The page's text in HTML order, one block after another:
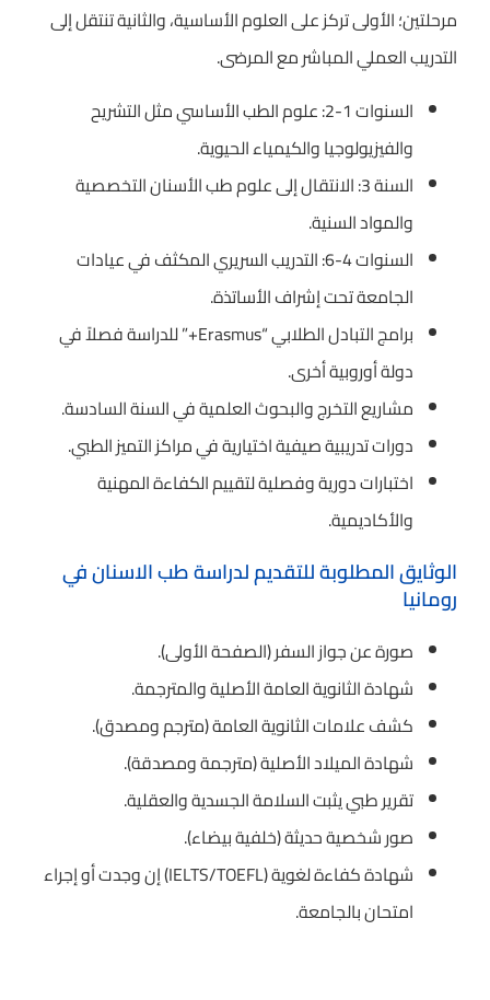
مرحلتين؛ الأولى تركز على العلوم الأساسية، والثانية تنتقل إلى
التدريب العملي المباشر مع المرضى.
السنوات 1-2: علوم الطب الأساسي مثل التشريح
والفيزيولوجيا والكيمياء الحيوية.
السنة 3: الانتقال إلى علوم طب الأسنان التخصصية
والمواد السنية.
السنوات 4-6: التدريب السريري المكثف في عيادات
الجامعة تحت إشراف الأساتذة.
برامج التبادل الطلابي “Erasmus+” للدراسة فصلاً في
دولة أوروبية أخرى.
مشاريع التخرج والبحوث العلمية في السنة السادسة.
دورات تدريبية صيفية اختيارية في مراكز التميز الطبي.
اختبارات دورية وفصلية لتقييم الكفاءة المهنية
والأكاديمية.
الوثايق المطلوبة للتقديم لدراسة طب الاسنان في
رومانيا
صورة عن جواز السفر (الصفحة الأولى).
شهادة الثانوية العامة الأصلية والمترجمة.
كشف علامات الثانوية العامة (مترجم ومصدق).
شهادة الميلاد الأصلية (مترجمة ومصدقة).
تقرير طبي يثبت السلامة الجسدية والعقلية.
صور شخصية حديثة (خلفية بيضاء).
شهادة كفاءة لغوية (IELTS/TOEFL) إن وجدت أو إجراء
امتحان بالجامعة.